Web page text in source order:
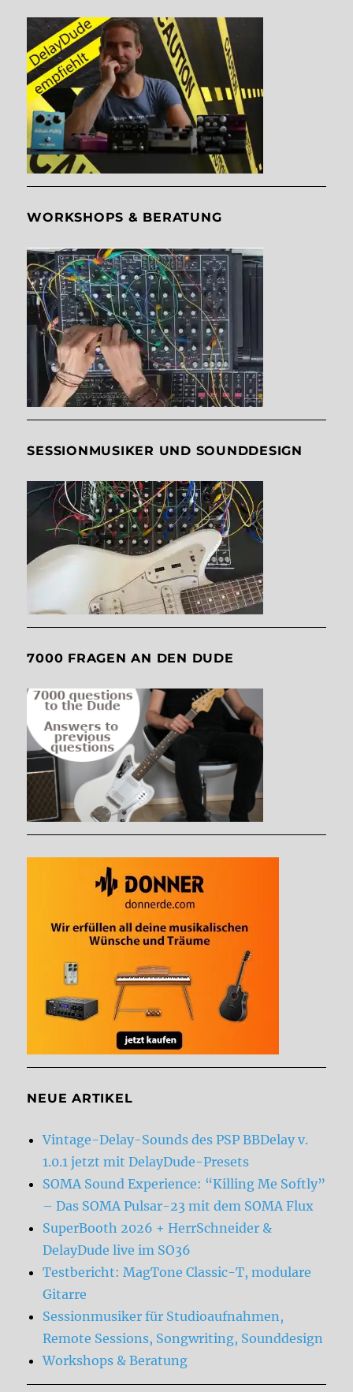
WORKSHOPS & BERATUNG
SESSIONMUSIKER UND SOUNDDESIGN
7000 FRAGEN AN DEN DUDE
NEUE ARTIKEL
Vintage-Delay-Sounds des PSP BBDelay v.
1.0.1 jetzt mit DelayDude-Presets
SOMA Sound Experience: “Killing Me Softly”
– Das SOMA Pulsar-23 mit dem SOMA Flux
SuperBooth 2026 + HerrSchneider &
DelayDude live im SO36
Testbericht: MagTone Classic-T, modulare
Gitarre
Sessionmusiker für Studioaufnahmen,
Remote Sessions, Songwriting, Sounddesign
Workshops & Beratung